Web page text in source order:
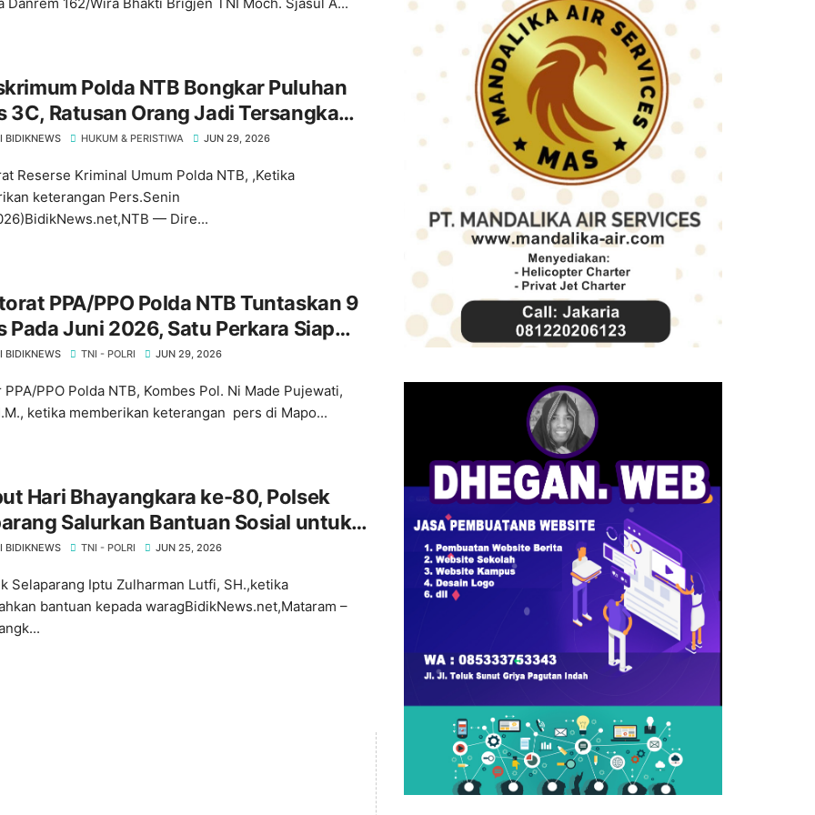
Polda NTB Bongkar Puluhan
3C, Ratusan Orang Jadi Tersangka
Diminta Waspada
BIDIKNEWS HUKUM & PERISTIWA JUN 29, 2026
Reserse Kriminal Umum Polda NTB, ,Ketika
keterangan Pers.Senin
— Dire...
PPA/PPO Polda NTB Tuntaskan 9
Pada Juni 2026, Satu Perkara Siap
BIDIKNEWS TNI - POLRI JUN 29, 2026
PPO Polda NTB, Kombes Pol. Ni Made Pujewati,
ketika memberikan keterangan pers di Mapo...
Hari Bhayangkara ke-80, Polsek
Salurkan Bantuan Sosial untuk
Kurang Mampu
BIDIKNEWS TNI - POLRI JUN 25, 2026
Selaparang Iptu Zulharman Lutfi, SH.,ketika
bantuan kepada waragBidikNews.net,Mataram –